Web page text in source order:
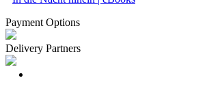
Payment Options
Delivery Partners